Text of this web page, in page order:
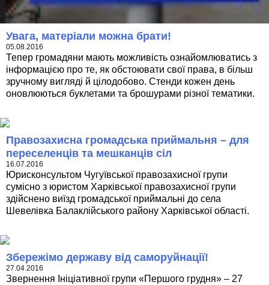
Увага, матеріали можна брати!
05.08.2016
Тепер громадяни мають можливість ознайомлюватись з
інформацією про те, як обстоювати свої права, в більш
зручному вигляді й цілодобово. Стенди кожен день
оновлюються буклетами та брошурами різної тематики.
Правозахисна громадська приймальня – для
переселенців та мешканців сіл
16.07.2016
Юрисконсультом Чугуївської правозахисної групи
сумісно з юристом Харківської правозахисної групи
здійснено виїзд громадської приймальні до села
Шевелівка Балаклійського району Харківської області.
Збережімо державу від саморуйнації!
27.04.2016
Звернення Ініціативної групи «Першого грудня» – 27